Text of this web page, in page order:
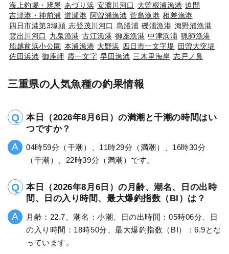
海上釣堀・辨屋 あづり浜 安濃川河口 大曽根浦漁港 迫間
吉津港・神前浦 道瀬港 阿曽浦漁港 菅島漁港 相差漁港
四日市港第3埠頭 志登茂川河口 島勝浦 礫浦漁港 海野浦漁港
雲出川河口
九鬼漁港 古江漁港 御座漁港 中津浜浦 猟師漁港
船越前浜小公園 本浦漁港 大野浜 四日市一文字堤 田曽大突堤
佐田浜港 御座岬 霞一文字 早田漁港 三木里海岸 志戸ノ鼻
三重県の人気魚種の釣果情報
本日（2026年8月6日）の満潮と干潮の時間はい
つですか？
04時59分（干潮）、11時29分（満潮）、16時30分
（干潮）、22時39分（満潮）です。
本日（2026年8月6日）の月齢、潮名、日の出時
間、日の入り時間、最大爆釣指数（BI）は？
月齢：22.7、潮名：小潮、日の出時間：05時06分、日
の入り時間：18時50分、最大爆釣指数（BI）：6.9とな
っています。